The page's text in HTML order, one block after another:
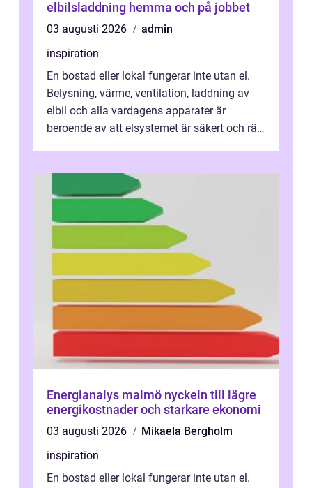
elbilsladdning hemma och på jobbet
03 augusti 2026
admin
inspiration
En bostad eller lokal fungerar inte utan el.
Belysning, värme, ventilation, laddning av
elbil och alla vardagens apparater är
beroende av att elsystemet är säkert och rätt
Energianalys malmö nyckeln till lägre
energikostnader och starkare ekonomi
03 augusti 2026
Mikaela Bergholm
inspiration
En bostad eller lokal fungerar inte utan el.